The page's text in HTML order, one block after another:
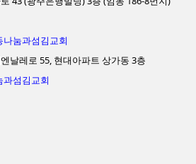
나눔과섬김교회
날레로 55, 현대아파트 상가동 3층
과섬김교회